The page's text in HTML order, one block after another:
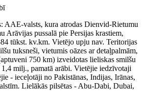
AAE-valsts, kura atrodas Dienvid-Rietumu
Arāvijas pussalā pie Persijas krastiem,
tūkst. kv.km. Vietējo upju nav. Teritorijas
tuksneši, vietumis oāzes ar detaļpalmām,
750 km) izveidotas lieliskas smilšu
milj., pamatā arābi. Vietējie iedzīvotaji
- ieceļotāji no Pakistānas, Indijas, Irānas,
Lielākās pilsētas - Abu-Dabi, Dubai,